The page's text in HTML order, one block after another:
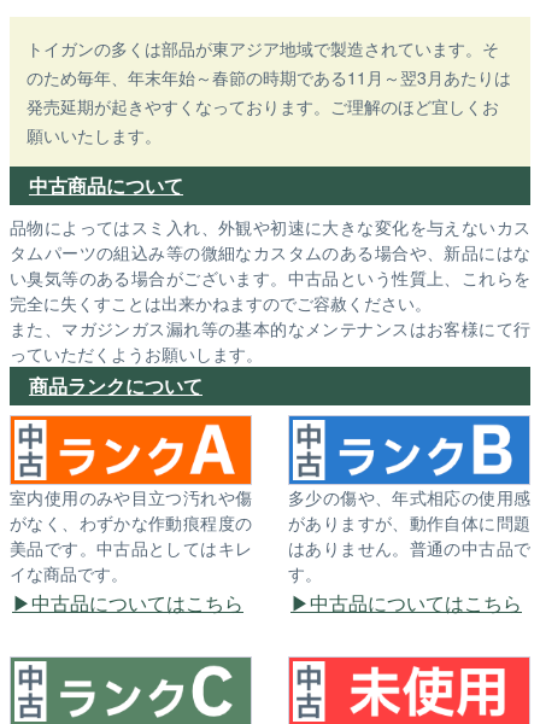
トイガンの多くは部品が東アジア地域で製造されています。そ
のため毎年、年末年始～春節の時期である11月～翌3月あたりは
発売延期が起きやすくなっております。ご理解のほど宜しくお
願いいたします。
中古商品について
品物によってはスミ入れ、外観や初速に大きな変化を与えないカス
タムパーツの組込み等の微細なカスタムのある場合や、新品にはな
い臭気等のある場合がございます。中古品という性質上、これらを
完全に失くすことは出来かねますのでご容赦ください。
また、マガジンガス漏れ等の基本的なメンテナンスはお客様にて行
っていただくようお願いします。
商品ランクについて
室内使用のみや目立つ汚れや傷
がなく、わずかな作動痕程度の
美品です。中古品としてはキレ
イな商品です。
中古品についてはこちら
多少の傷や、年式相応の使用感
がありますが、動作自体に問題
はありません。普通の中古品で
す。
中古品についてはこちら